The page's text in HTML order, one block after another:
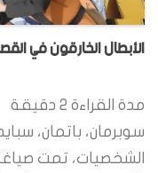
الأبطال الخارقون في
مدة القراءة 2 دقيقة
سوبرمان، باتمان،
الشخصيات، تمت